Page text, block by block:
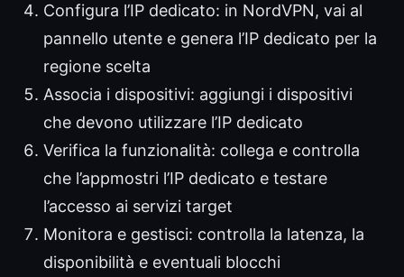
Configura l’IP dedicato: in NordVPN, vai al
pannello utente e genera l’IP dedicato per la
regione scelta
Associa i dispositivi: aggiungi i dispositivi
che devono utilizzare l’IP dedicato
Verifica la funzionalità: collega e controlla
che l’appmostri l’IP dedicato e testare
l’accesso ai servizi target
Monitora e gestisci: controlla la latenza, la
disponibilità e eventuali blocchi